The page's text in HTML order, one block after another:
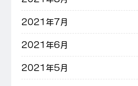
2021年7月
2021年6月
2021年5月